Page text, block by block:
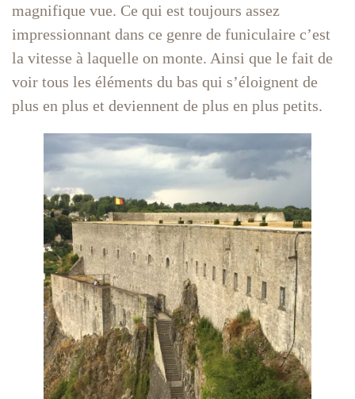
magnifique vue. Ce qui est toujours assez
impressionnant dans ce genre de funiculaire c’est
la vitesse à laquelle on monte. Ainsi que le fait de
voir tous les éléments du bas qui s’éloignent de
plus en plus et deviennent de plus en plus petits.